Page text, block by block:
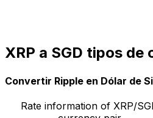
XRP a SGD tipos de
Convertir Ripple en Dólar de
Rate information of XRP/